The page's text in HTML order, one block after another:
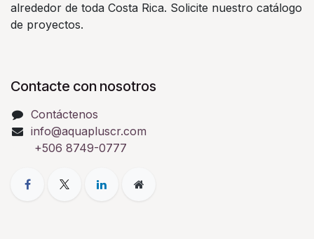
alrededor de toda Costa Rica. Solicite nuestro catálogo
de proyectos.
Contacte con nosotros
Contáctenos
info@aquapluscr.com
+506 8749-0777